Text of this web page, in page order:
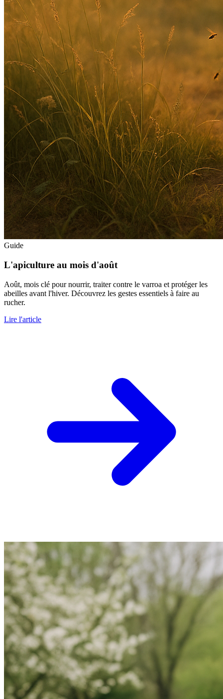
Guide
L'apiculture au mois d'août
Août, mois clé pour nourrir, traiter contre le varroa et protéger les
abeilles avant l'hiver. Découvrez les gestes essentiels à faire au
rucher.
Lire l'article